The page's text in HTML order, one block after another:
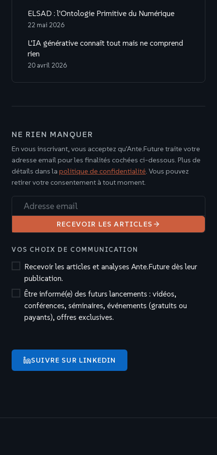
ELSAD : l'Ontologie Primitive du Numérique
22 mai 2026
L'IA générative connaît tout mais ne comprend
rien
20 avril 2026
NE RIEN MANQUER
En vous inscrivant, vous acceptez qu'Ante.Future traite votre
adresse email pour les finalités cochées ci-dessous. Plus de
détails dans la politique de confidentialité. Vous pouvez
retirer votre consentement à tout moment.
Adresse email
RECEVOIR LES ARTICLES
VOS CHOIX DE COMMUNICATION
Recevoir les articles et analyses Ante.Future dès leur
publication.
Être informé(e) des futurs lancements : vidéos,
conférences, séminaires, événements (gratuits ou
payants), offres exclusives.
SUIVRE SUR LINKEDIN